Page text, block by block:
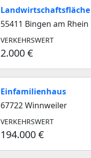
Landwirtschaftsfläche
55411 Bingen am Rhein
VERKEHRSWERT
2.000 €
Einfamilienhaus
67722 Winnweiler
VERKEHRSWERT
194.000 €